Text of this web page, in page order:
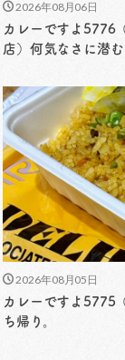
2026年08月06日
カレーですよ5776
店）何気なさに潜む
2026年08月05日
カレーですよ5775
ち帰り。